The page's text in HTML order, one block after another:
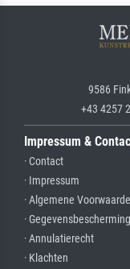
9586
+43 4257
Impressum &
· Contact
· Impressum
· Algemene
· Gegevensbescherming
· Annulatierecht
· Klachten